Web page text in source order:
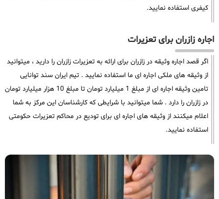
کیفری استفاده نمایید.
اجاره زازران برای تعزیرات
اگر قصد اجاره وثیقه در زازران برای ارائه به تعزیرات زازران را دارید ، میتوانید
از وثیقه های ملکی اجاره ای ما استفاده نمایید . تیم ایران سند توانایی
تامین وثیقه اجاره ای از مبلغ 1 میلیارد تومان تا مبلغ 10 هزار میلیارد تومان
در زازران را دارد . شما میتوانید با شرایطی که کارشناسان این مرکز به شما
اعلام میکنند از وثیقه های اجاره ای برای تودیع در محاکم تعزیرات حکومتی
استفاده نمایید.